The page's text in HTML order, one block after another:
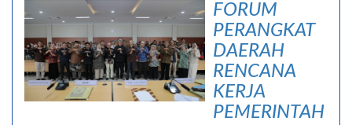
FORUM
PERANGKAT
DAERAH
RENCANA
KERJA
PEMERINTAH